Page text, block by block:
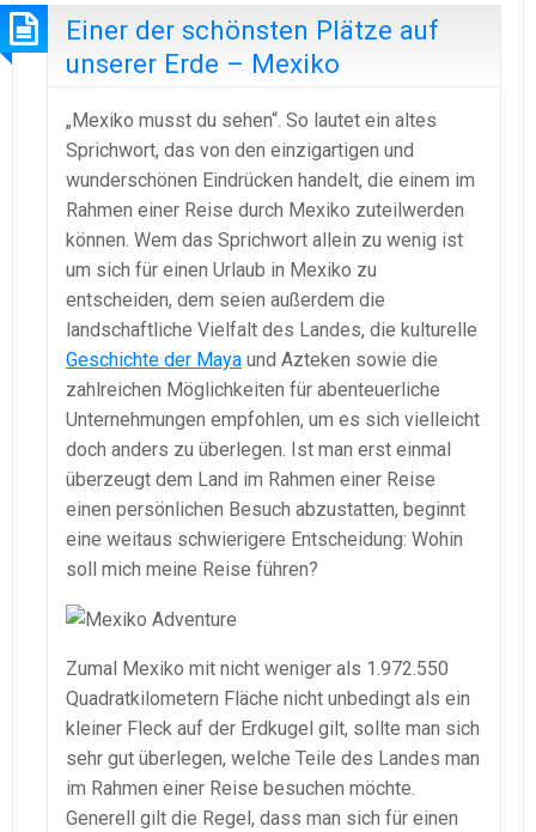
Einer der schönsten Plätze auf
unserer Erde – Mexiko
„Mexiko musst du sehen“. So lautet ein altes
Sprichwort, das von den einzigartigen und
wunderschönen Eindrücken handelt, die einem im
Rahmen einer Reise durch Mexiko zuteilwerden
können. Wem das Sprichwort allein zu wenig ist
um sich für einen Urlaub in Mexiko zu
entscheiden, dem seien außerdem die
landschaftliche Vielfalt des Landes, die kulturelle
Geschichte der Maya und Azteken sowie die
zahlreichen Möglichkeiten für abenteuerliche
Unternehmungen empfohlen, um es sich vielleicht
doch anders zu überlegen. Ist man erst einmal
überzeugt dem Land im Rahmen einer Reise
einen persönlichen Besuch abzustatten, beginnt
eine weitaus schwierigere Entscheidung: Wohin
soll mich meine Reise führen?
Zumal Mexiko mit nicht weniger als 1.972.550
Quadratkilometern Fläche nicht unbedingt als ein
kleiner Fleck auf der Erdkugel gilt, sollte man sich
sehr gut überlegen, welche Teile des Landes man
im Rahmen einer Reise besuchen möchte.
Generell gilt die Regel, dass man sich für einen